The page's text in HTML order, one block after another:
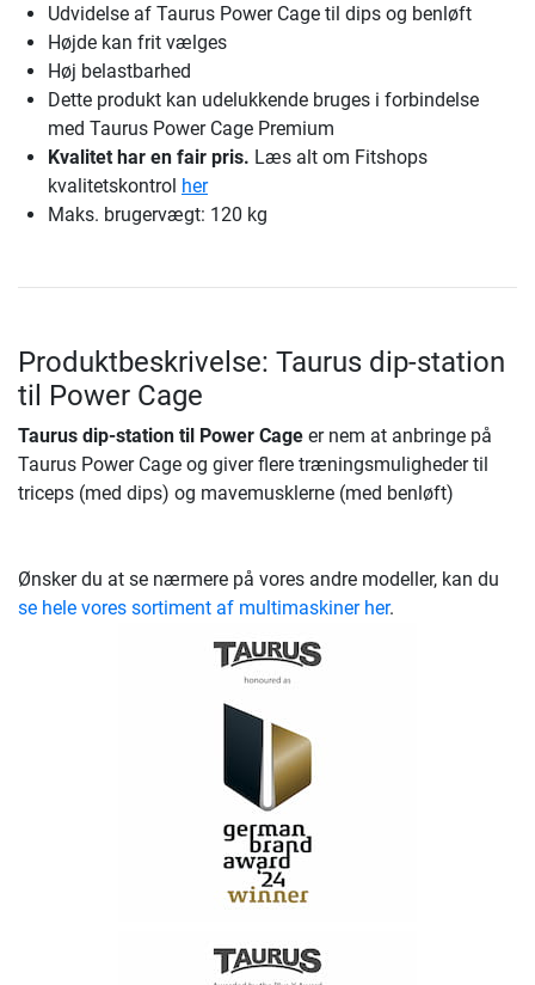
Udvidelse af Taurus Power Cage til dips og benløft
Højde kan frit vælges
Høj belastbarhed
Dette produkt kan udelukkende bruges i forbindelse
med Taurus Power Cage Premium
Kvalitet har en fair pris. Læs alt om Fitshops
kvalitetskontrol her
Maks. brugervægt: 120 kg
Produktbeskrivelse: Taurus dip-station
til Power Cage
Taurus dip-station til Power Cage er nem at anbringe på
Taurus Power Cage og giver flere træningsmuligheder til
triceps (med dips) og mavemusklerne (med benløft)
Ønsker du at se nærmere på vores andre modeller, kan du
se hele vores sortiment af multimaskiner her.